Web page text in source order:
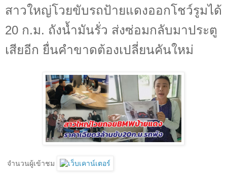
สาวใหญ่โวยขับรถป้ายแดงออกโชว์รูมได้
20 ก.ม. ถังน้ำมันรั่ว ส่งซ่อมกลับมาประตู
เสียอีก ยื่นคำขาดต้องเปลี่ยนคันใหม่
จำนวนผู้เข้าชม